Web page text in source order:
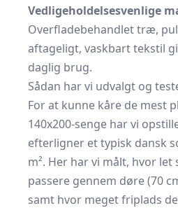
Vedligeholdelsesvenlige
Overfladebehandlet træ,
aftageligt, vaskbart tekstil
daglig brug.
Sådan har vi udvalgt og
For at kunne kåre de mest
140x200-senge har vi
efterligner et typisk dansk
m². Her har vi målt, hvor let
passere gennem døre (70
samt hvor meget friplads